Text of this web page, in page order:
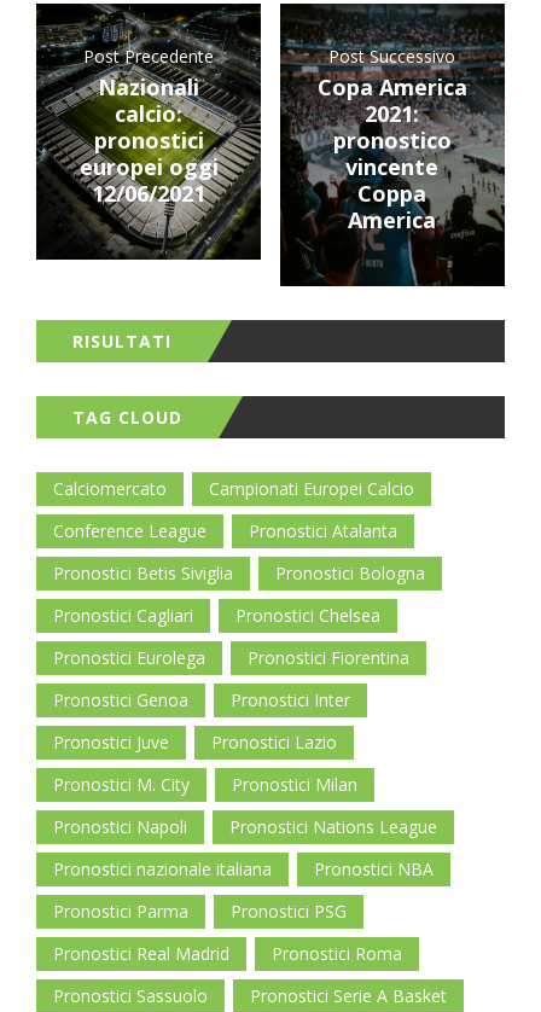
Post Precedente
Nazionali
calcio:
pronostici
europei oggi
12/06/2021
Post Successivo
Copa America
2021:
pronostico
vincente
Coppa
America
RISULTATI
TAG CLOUD
Calciomercato
Campionati Europei Calcio
Conference League
Pronostici Atalanta
Pronostici Betis Siviglia
Pronostici Bologna
Pronostici Cagliari
Pronostici Chelsea
Pronostici Eurolega
Pronostici Fiorentina
Pronostici Genoa
Pronostici Inter
Pronostici Juve
Pronostici Lazio
Pronostici M. City
Pronostici Milan
Pronostici Napoli
Pronostici Nations League
Pronostici nazionale italiana
Pronostici NBA
Pronostici Parma
Pronostici PSG
Pronostici Real Madrid
Pronostici Roma
Pronostici Sassuolo
Pronostici Serie A Basket